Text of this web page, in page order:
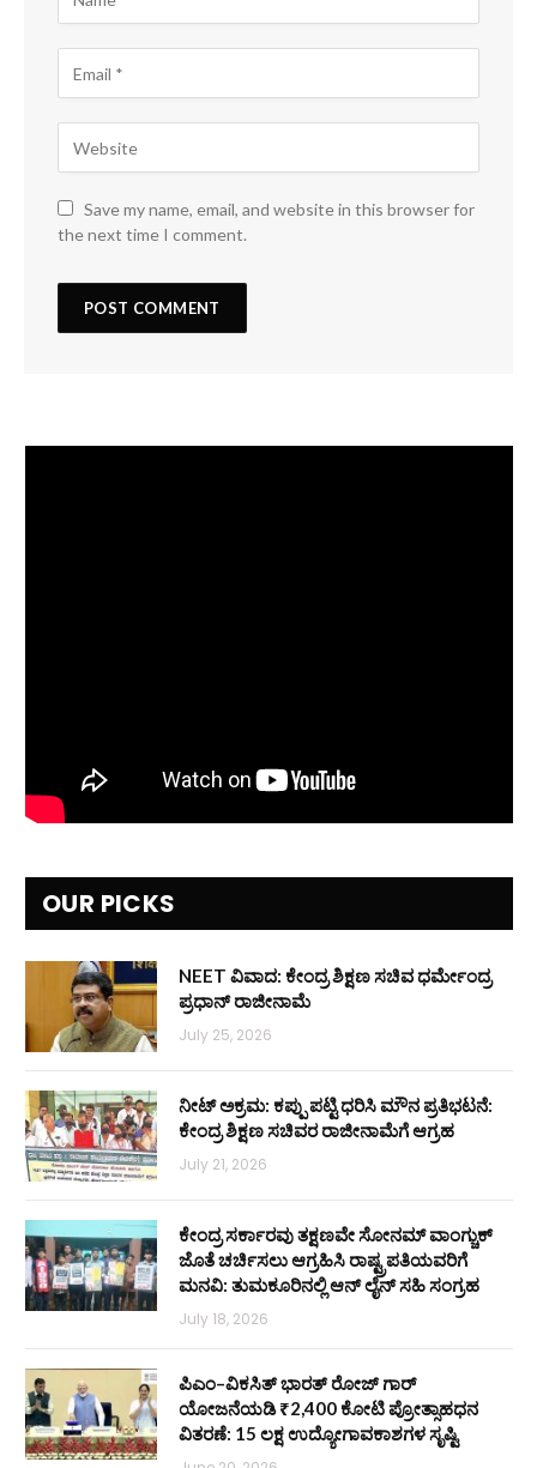
Save my name, email, and website in this browser for
the next time I comment.
OUR PICKS
NEET ವಿವಾದ: ಕೇಂದ್ರ ಶಿಕ್ಷಣ ಸಚಿವ ಧರ್ಮೇಂದ್ರ
ಪ್ರಧಾನ್ ರಾಜೀನಾಮೆ
July 25, 2026
ನೀಟ್ ಅಕ್ರಮ: ಕಪ್ಪು ಪಟ್ಟಿ ಧರಿಸಿ ಮೌನ ಪ್ರತಿಭಟನೆ:
ಕೇಂದ್ರ ಶಿಕ್ಷಣ ಸಚಿವರ ರಾಜೀನಾಮೆಗೆ ಆಗ್ರಹ
July 21, 2026
ಕೇಂದ್ರ ಸರ್ಕಾರವು ತಕ್ಷಣವೇ ಸೋನಮ್ ವಾಂಗ್ಚುಕ್
ಜೊತೆ ಚರ್ಚಿಸಲು ಆಗ್ರಹಿಸಿ ರಾಷ್ಟ್ರಪತಿಯವರಿಗೆ
ಮನವಿ: ತುಮಕೂರಿನಲ್ಲಿ ಆನ್‌ ಲೈನ್ ಸಹಿ ಸಂಗ್ರಹ
July 18, 2026
ಪಿಎಂ–ವಿಕಸಿತ್ ಭಾರತ್ ರೋಜ್‌ ಗಾರ್
ಯೋಜನೆಯಡಿ ₹2,400 ಕೋಟಿ ಪ್ರೋತ್ಸಾಹಧನ
ವಿತರಣೆ: 15 ಲಕ್ಷ ಉದ್ಯೋಗಾವಕಾಶಗಳ ಸೃಷ್ಟಿ